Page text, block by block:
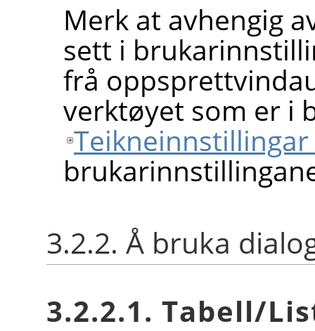
Merk at avhengig
sett i
frå
verktøyet som er i
3.2.2. Å bruka
3.2.2.1. Tabell/